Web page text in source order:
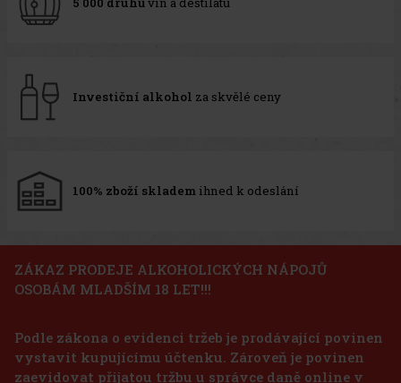
Investiční alkohol za skvělé ceny
100% zboží skladem ihned k odeslání
ZÁKAZ PRODEJE ALKOHOLICKÝCH NÁPOJŮ
OSOBÁM MLADŠÍM 18 LET!!!
Podle zákona o evidenci tržeb je prodávající povinen
vystavit kupujícímu účtenku. Zároveň je povinen
zaevidovat přijatou tržbu u správce daně online v